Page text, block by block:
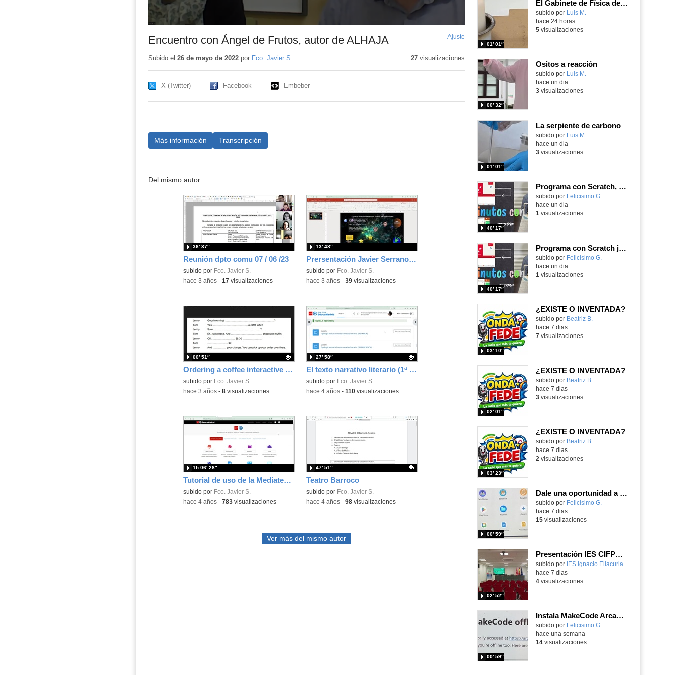
Encuentro con Ángel de Frutos, autor de ALHAJA Ajuste
pantalla
Subido el 26 de mayo de 2022por Fco. Javier S. 27visualizaciones
X (Twitter) Facebook Embeber
Más información Transcripción
Del mismo autor…
Reunión dpto comu 07 / 06 /23
subido por Fco. Javier S.
36′ 37″
-hace 3 años- 17 visualizaciones
Prersentación Javier Serrano Actividad Área 5
subido por Fco. Javier S.
13′ 48″
-hace 3 años- 39visualizaciones
Ordering a coffee interactive dialogue
Contenido educativo.
subido por Fco. Javier S.
00′ 51″
-hace 3 años- 8visualizaciones
El texto narrativo literario (1ª parte)
Contenido educativo.
subido por Fco. Javier S.
27′ 58″
-hace 4 años- 110visualizaciones
Tutorial de uso de la Mediateca de EducaMadrid
subido por Fco. Javier S.
1h 06′ 28″
-hace 4 años- 783visualizaciones
Teatro Barroco
Contenido educativo.
subido por Fco. Javier S.
47′ 51″
-hace 4 años- 98visualizaciones
Ver más del mismo autor
El Gabinete de Física del IES Enrique Tierno Galván de Parla (Curso 25-26)
Contenido educativo.
subido por Luis M.
01′ 01″
hace 24 horas
5visualizaciones
Ositos a reacción
Contenido educativo.
subido por Luis M.
00′ 32″
hace un dia
3visualizaciones
La serpiente de carbono
Contenido educativo.
subido por Luis M.
01′ 01″
hace un dia
3visualizaciones
Programa con Scratch, 8 diferentes juegos para vivir la emoción de los partidos de España en el mundial 2026
Contenido educativo.
subido por Felicisimo G.
40′ 17″
hace un dia
1 visualizaciones
Programa con Scratch juegos con los partidos del mundial 2026 ganados por España
Contenido educativo.
subido por Felicisimo G.
40′ 17″
hace un dia
1 visualizaciones
¿EXISTE O INVENTADA?
Contenido educativo.
subido por Beatriz B.
03′ 10″
hace 7 dias
7visualizaciones
¿EXISTE O INVENTADA?
Contenido educativo.
subido por Beatriz B.
02′ 01″
hace 7 dias
3visualizaciones
¿EXISTE O INVENTADA?
Contenido educativo.
subido por Beatriz B.
03′ 23″
hace 7 dias
2 visualizaciones
Dale una oportunidad a los Chromebooks y utiliza un proyector para realizar talleres si no tienes pantallas táctiles
Contenido educativo.
subido por Felicisimo G.
00′ 59″
hace 7 dias
15visualizaciones
Presentación IES CIFPD Ignacio Ellacuría
Contenido educativo.
subido por IES Ignacio Ellacuria
02′ 52″
hace 7 dias
4visualizaciones
Instala MakeCode Arcade para trabajar offline en tu tablet, ordenador, Chromebook
Contenido educativo.
subido por Felicisimo G.
00′ 59″
hace una semana
14visualizaciones